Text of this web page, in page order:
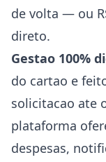
de volta — ou
direto.
Gestao 100%
do cartao e
solicitacao ate
plataforma
despesas,